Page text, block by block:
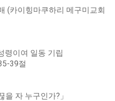
카이힝마쿠하리 메구미교회
이여 일동 기립
39절
자 누구인가?」